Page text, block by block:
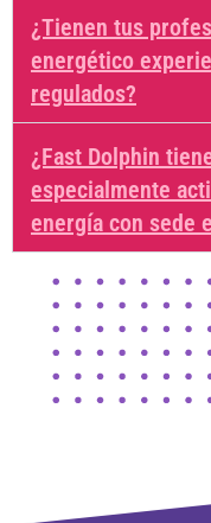
¿Tienen tus
energético
regulados?
¿Fast Dolphin
especialmente
energía con sede